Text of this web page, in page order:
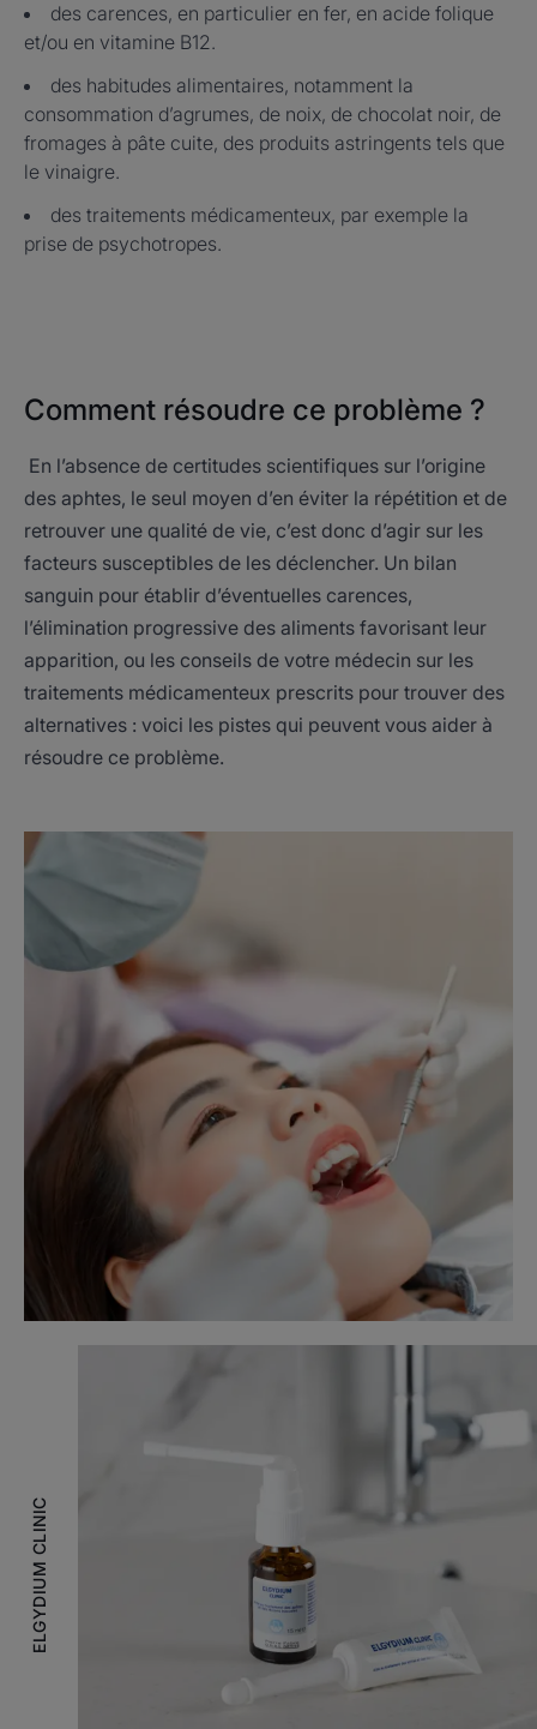
des carences, en particulier en fer, en acide folique
et/ou en vitamine B12.
des habitudes alimentaires, notamment la
consommation d’agrumes, de noix, de chocolat noir, de
fromages à pâte cuite, des produits astringents tels que
le vinaigre.
des traitements médicamenteux, par exemple la
prise de psychotropes.
Comment résoudre ce problème ?
En l’absence de certitudes scientifiques sur l’origine
des aphtes, le seul moyen d’en éviter la répétition et de
retrouver une qualité de vie, c’est donc d’agir sur les
facteurs susceptibles de les déclencher. Un bilan
sanguin pour établir d’éventuelles carences,
l’élimination progressive des aliments favorisant leur
apparition, ou les conseils de votre médecin sur les
traitements médicamenteux prescrits pour trouver des
alternatives : voici les pistes qui peuvent vous aider à
résoudre ce problème.
ELGYDIUM CLINIC